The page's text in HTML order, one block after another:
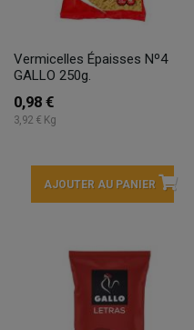
Vermicelles Épaisses Nº4
GALLO 250g.
0,98 €
3,92 € Kg
AJOUTER AU PANIER